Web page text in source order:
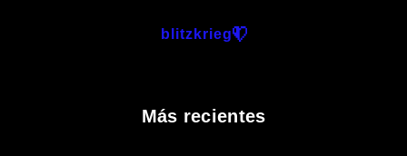
blitzkrieg
Más recientes